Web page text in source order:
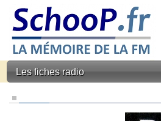
Les fiches radio